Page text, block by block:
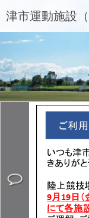
津市運動施設（